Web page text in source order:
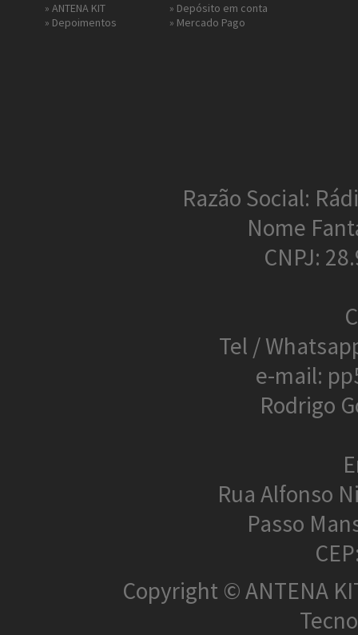
» ANTENA KIT
» Depoimentos
» Depósito em conta
» Mercado Pago
Razão Social:
Nome
CNPJ:
Tel /
e-mail:
Rodrigo
Rua Alfonso
Passo
Copyright © ANTENA